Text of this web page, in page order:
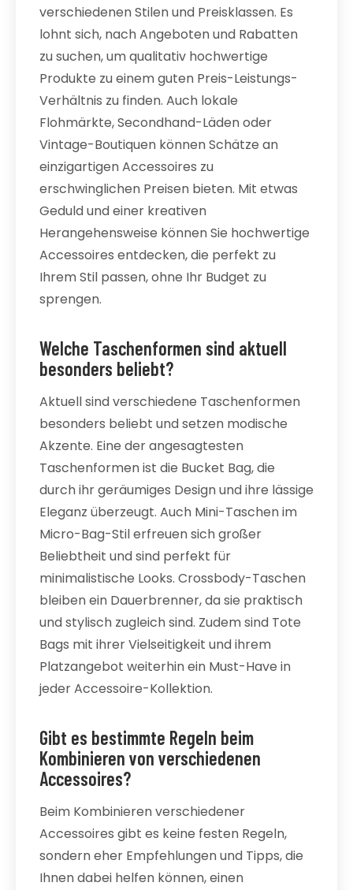
verschiedenen Stilen und Preisklassen. Es
lohnt sich, nach Angeboten und Rabatten
zu suchen, um qualitativ hochwertige
Produkte zu einem guten Preis-Leistungs-
Verhältnis zu finden. Auch lokale
Flohmärkte, Secondhand-Läden oder
Vintage-Boutiquen können Schätze an
einzigartigen Accessoires zu
erschwinglichen Preisen bieten. Mit etwas
Geduld und einer kreativen
Herangehensweise können Sie hochwertige
Accessoires entdecken, die perfekt zu
Ihrem Stil passen, ohne Ihr Budget zu
sprengen.
Welche Taschenformen sind aktuell
besonders beliebt?
Aktuell sind verschiedene Taschenformen
besonders beliebt und setzen modische
Akzente. Eine der angesagtesten
Taschenformen ist die Bucket Bag, die
durch ihr geräumiges Design und ihre lässige
Eleganz überzeugt. Auch Mini-Taschen im
Micro-Bag-Stil erfreuen sich großer
Beliebtheit und sind perfekt für
minimalistische Looks. Crossbody-Taschen
bleiben ein Dauerbrenner, da sie praktisch
und stylisch zugleich sind. Zudem sind Tote
Bags mit ihrer Vielseitigkeit und ihrem
Platzangebot weiterhin ein Must-Have in
jeder Accessoire-Kollektion.
Gibt es bestimmte Regeln beim
Kombinieren von verschiedenen
Accessoires?
Beim Kombinieren verschiedener
Accessoires gibt es keine festen Regeln,
sondern eher Empfehlungen und Tipps, die
Ihnen dabei helfen können, einen